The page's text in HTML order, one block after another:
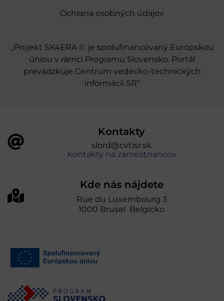
Ochrana osobných údajov
„Projekt SK4ERA II je spolufinancovaný Európskou
úniou v rámci Programu Slovensko. Portál
prevádzkuje Centrum vedecko-technických
informácií SR“
Kontakty
slord@cvtisr.sk
Kontakty na zamestnancov
Kde nás nájdete
Rue du Luxembourg 3
1000 Brusel Belgicko